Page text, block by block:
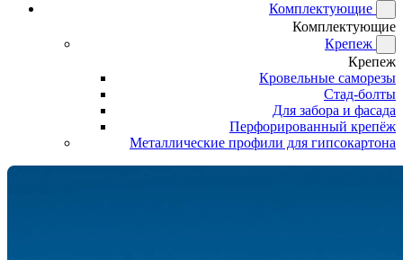
Комплектующие
Комплектующие
Крепеж
Крепеж
Кровельные саморезы
Стад-болты
Для забора и фасада
Перфорированный крепёж
Металлические профили для гипсокартона